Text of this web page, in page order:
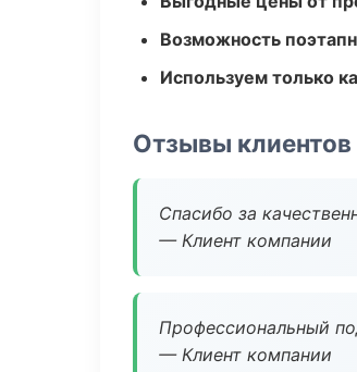
Возможность
Используем только
Отзывы клиентов
Спасибо за
— Клиент компании
Профессиональный
— Клиент компании